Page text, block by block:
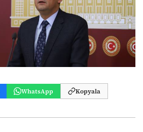
WhatsApp Kopyala